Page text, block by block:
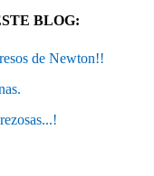
BLOG:
de Newton!!